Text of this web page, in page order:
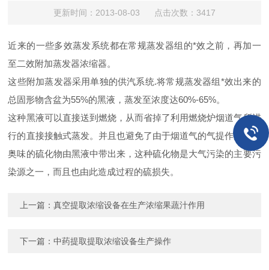
更新时间：2013-08-03 点击次数：3417
近来的一些多效蒸发系统都在常规蒸发器组的*效之前，再加一
至二效附加蒸发器浓缩器。
这些附加蒸发器采用单独的供汽系统.将常规蒸发器组*效出来的
总固形物含盆为55%的黑液，蒸发至浓度达60%-65%。
这种黑液可以直接送到燃烧，从而省掉了利用燃烧炉烟道气所进
行的直接接触式蒸发。并且也避免了由于烟道气的气提作用而将
奥味的硫化物由黑液中带出来，这种硫化物是大气污染的主要污
染源之一，而且也由此造成过程的硫损失。
上一篇：真空提取浓缩设备在生产浓缩果蔬汁作用
下一篇：中药提取提取浓缩设备生产操作